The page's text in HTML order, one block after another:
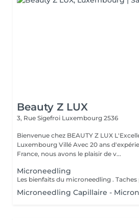
Beauty Z LUX
3, Rue Sigefroi Luxembourg 2536
Bienvenue chez BEAUTY Z LUX
Luxembourg Villé Avec 20 ans d'expérience en Russie et en
France, nous avons le plaisir de v...
Microneedling
Microneedling Capillaire -